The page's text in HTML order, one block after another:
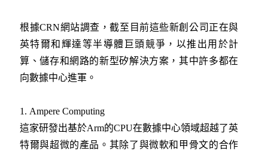
根據CRN網站調查，截至目前這些新創公司正在與
英特爾和輝達等半導體巨頭競爭，以推出用於計
算、儲存和網路的新型矽解決方案，其中許多都在
向數據中心進軍。
1. Ampere Computing
這家研發出基於Arm的CPU在數據中心領域超越了英
特爾與超微的產品。其除了與微軟和甲骨文的合作